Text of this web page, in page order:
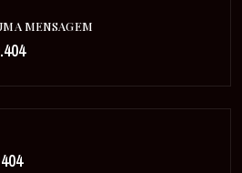
MENSAGEM